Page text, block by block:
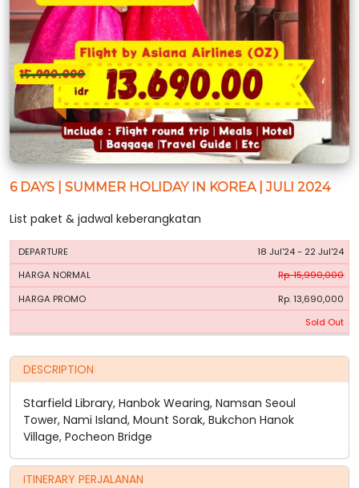
6 DAYS | SUMMER HOLIDAY IN KOREA | JULI 2024
List paket & jadwal keberangkatan
PERIODE
HARGA
18 Jul'24 - 22 Jul'24
Rp. 15,990,000
Rp. 13,690,000
Sold Out
DESCRIPTION
Starfield Library, Hanbok Wearing, Namsan Seoul
Tower, Nami Island, Mount Sorak, Bukchon Hanok
Village, Pocheon Bridge
ITINERARY PERJALANAN